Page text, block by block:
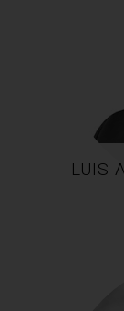
LUIS